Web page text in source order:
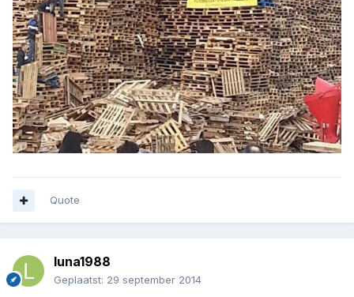
Quote
luna1988
Geplaatst: 29 september 2014